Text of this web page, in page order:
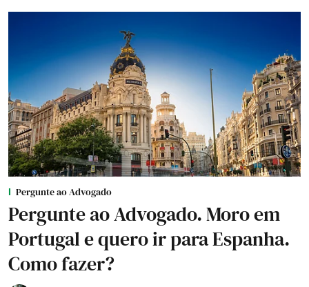
Pergunte ao Advogado
Pergunte ao Advogado. Moro em
Portugal e quero ir para Espanha.
Como fazer?